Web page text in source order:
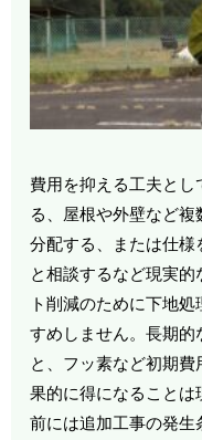
費用を抑える工夫と
る、屋根や外壁など
分配する、または仕
と相談するなど現実
ト削減のために下地
すめしません。長期的
と、フッ素など初期
果的に得になること
前には追加工事の発